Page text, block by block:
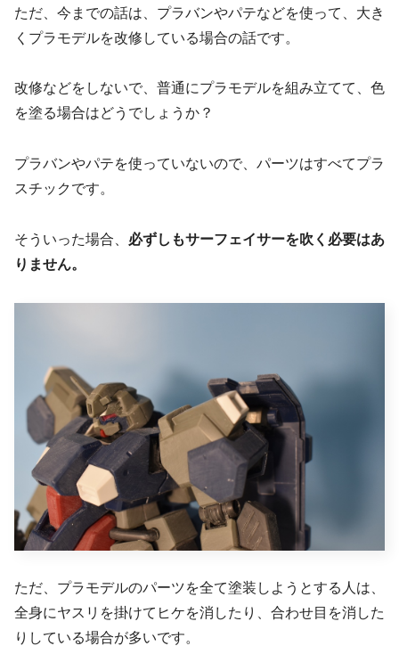
ただ、今までの話は、プラバンやパテなどを使って、大き
くプラモデルを改修している場合の話です。
改修などをしないで、普通にプラモデルを組み立てて、色
を塗る場合はどうでしょうか？
プラバンやパテを使っていないので、パーツはすべてプラ
スチックです。
そういった場合、 必ずしもサーフェイサーを吹く必要はあ
りません。
ただ、プラモデルのパーツを全て塗装しようとする人は、
全身にヤスリを掛けてヒケを消したり、合わせ目を消した
りしている場合が多いです。